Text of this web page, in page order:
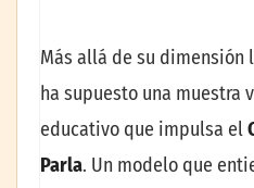
Más allá de su
ha supuesto una muestra
educativo que impulsa el
Parla. Un modelo que